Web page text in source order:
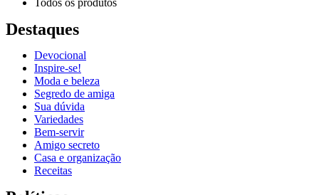
Todos os produtos
Destaques
Devocional
Inspire-se!
Moda e beleza
Segredo de amiga
Sua dúvida
Variedades
Bem-servir
Amigo secreto
Casa e organização
Receitas